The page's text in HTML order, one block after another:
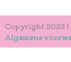
Copyright 2023 |
Algemene